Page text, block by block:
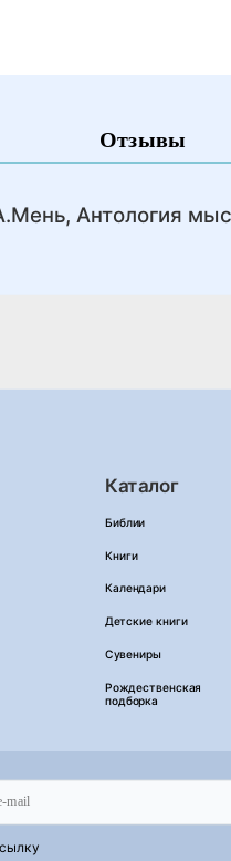
Отзывы
Антология
Каталог
Библии
Книги
Календари
Детские книги
Сувениры
Рождественская
подборка